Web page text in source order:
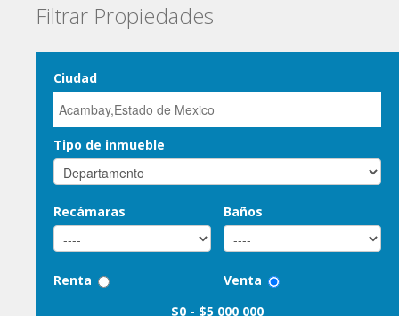
Filtrar Propiedades
Ciudad
Tipo de inmueble
Recámaras Baños
Renta
Venta
$0 - $5 000 000